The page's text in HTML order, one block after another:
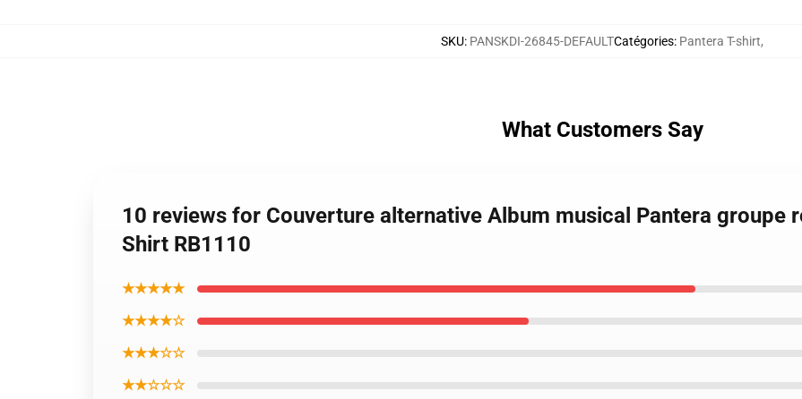
SKU: PANSKDI-26845-DEFAULTCatégories: Pantera T-shirt,
What Customers Say
10 reviews for Couverture alternative Album musical Pantera groupe
Shirt RB1110
★★★★★
★★★★☆
★★★☆☆
★★☆☆☆